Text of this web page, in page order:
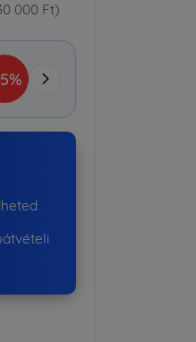
000 Ft)